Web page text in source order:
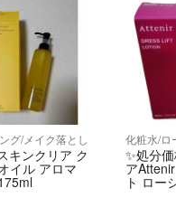
グ/メイク落とし
キンクリア ク
イル アロマ
化粧水/ロ
✨処分
ア
ト ロー